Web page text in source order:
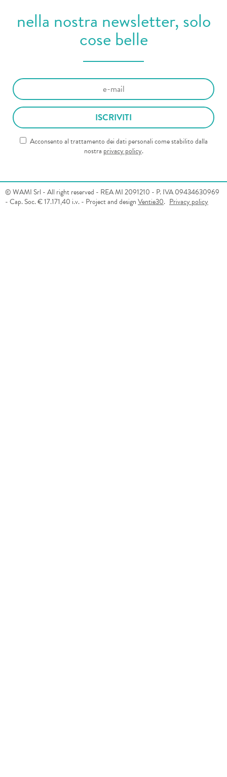
nella nostra newsletter, solo
cose belle
Acconsento al trattamento dei dati personali come stabilito dalla
nostra privacy policy.
© WAMI Srl - All right reserved - REA MI 2091210 - P. IVA 09434630969
- Cap. Soc. € 17.171,40 i.v. - Project and designVentie30. Privacy policy